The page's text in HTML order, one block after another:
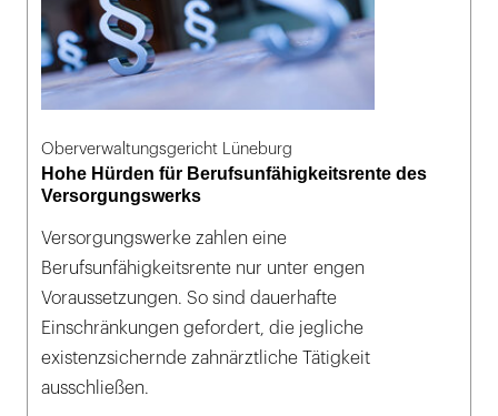
Oberverwaltungsgericht Lüneburg
Hohe Hürden für Berufsunfähigkeitsrente des
Versorgungswerks
Versorgungswerke zahlen eine
Berufsunfähigkeitsrente nur unter engen
Voraussetzungen. So sind dauerhafte
Einschränkungen gefordert, die jegliche
existenzsichernde zahnärztliche Tätigkeit
ausschließen.